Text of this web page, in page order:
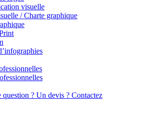
visuelle
/ Charte graphique
question ? Un devis ? Contactez